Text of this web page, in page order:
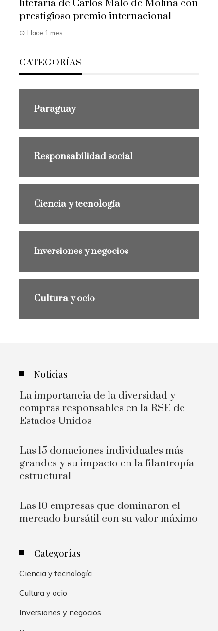
literaria de Carlos Malo de Molina con
prestigioso premio internacional
Hace 1 mes
CATEGORÍAS
Paraguay
Responsabilidad social
Ciencia y tecnología
Inversiones y negocios
Cultura y ocio
Noticias
La importancia de la diversidad y
compras responsables en la RSE de
Estados Unidos
Las 15 donaciones individuales más
grandes y su impacto en la filantropía
estructural
Las 10 empresas que dominaron el
mercado bursátil con su valor máximo
Categorías
Ciencia y tecnología
Cultura y ocio
Inversiones y negocios